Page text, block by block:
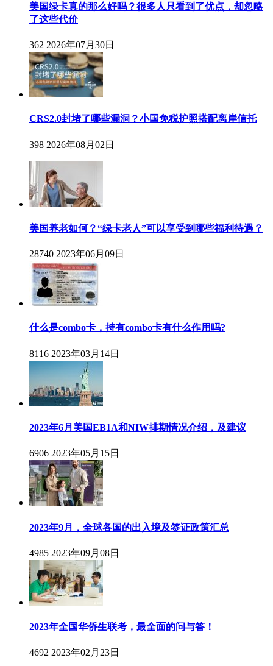
美国绿卡真的那么好吗？很多人只看到了优点，却忽略
了这些代价
362 2026年07月30日
CRS2.0封堵了哪些漏洞？小国免税护照搭配离岸信托
398 2026年08月02日
美国养老如何？“绿卡老人”可以享受到哪些福利待遇？
28740 2023年06月09日
什么是combo卡，持有combo卡有什么作用吗?
8116 2023年03月14日
2023年6月美国EB1A和NIW排期情况介绍，及建议
6906 2023年05月15日
2023年9月，全球各国的出入境及签证政策汇总
4985 2023年09月08日
2023年全国华侨生联考，最全面的问与答！
4692 2023年02月23日